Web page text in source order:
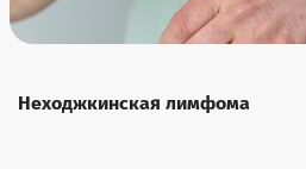
Неходжкинская лимфома